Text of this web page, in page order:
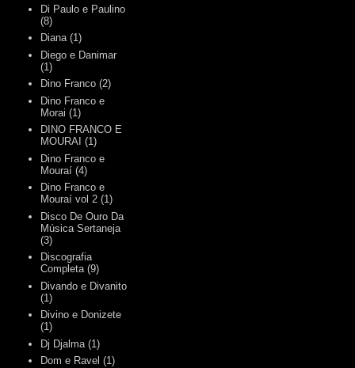
Di Paulo e Paulino
(8)
Diana (1)
Diego e Danimar
(1)
Dino Franco (2)
Dino Franco e
Morai (1)
DINO FRANCO E
MOURAI (1)
Dino Franco e
Mouraí (4)
Dino Franco e
Mouraí vol 2 (1)
Disco De Ouro Da
Música Sertaneja
(3)
Discografia
Completa (9)
Divando e Divanito
(1)
Divino e Donizete
(1)
Dj Djalma (1)
Dom e Ravel (1)